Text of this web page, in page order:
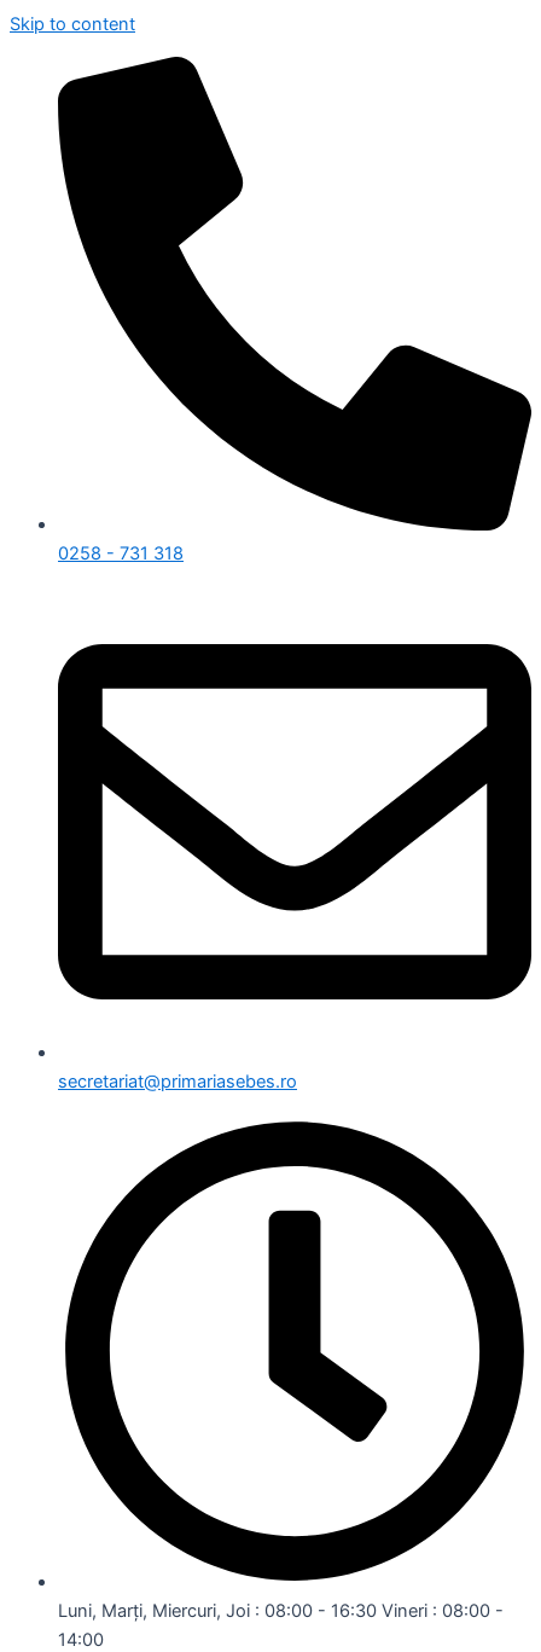
Skip to content
0258 - 731 318
secretariat@primariasebes.ro
Luni, Marți, Miercuri, Joi : 08:00 - 16:30 Vineri : 08:00 -
14:00